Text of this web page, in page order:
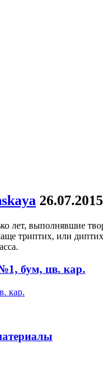
26.07.2015
лет, выполнявшие
триптих, или
бум, цв. кар.